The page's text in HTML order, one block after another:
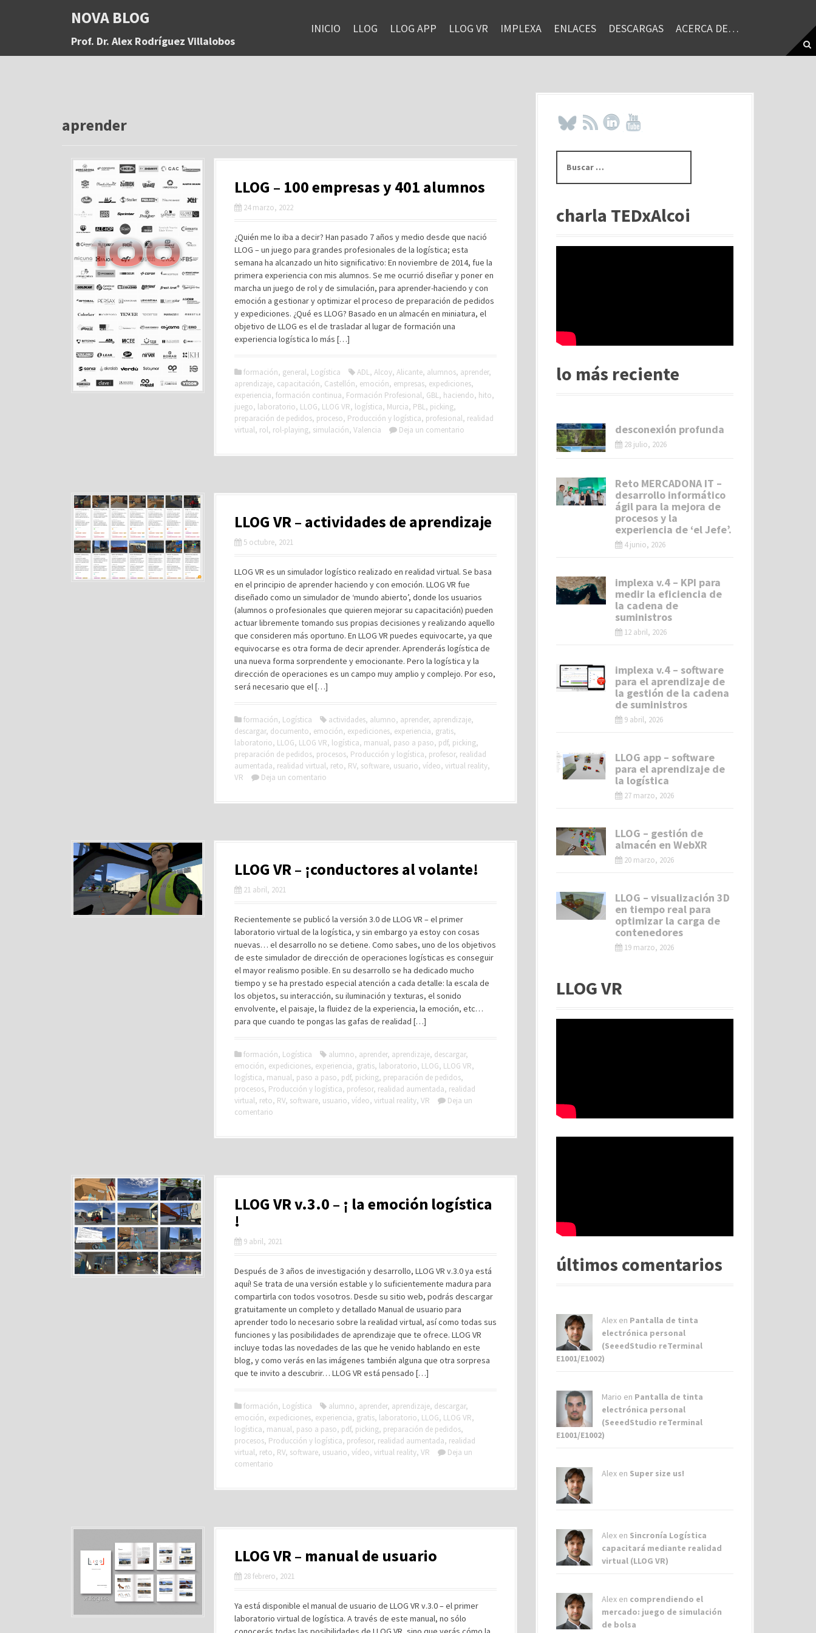
a
NOVA BLOG
Prof. Dr. Alex Rodríguez Villalobos
INICIO LLOG LLOG APP LLOG VR IMPLEXA ENLACES DESCARGAS ACERCA DE…
aprender
LLOG – 100 empresas y 401 alumnos
24 marzo, 2022
¿Quién me lo iba a decir? Han pasado 7 años y medio desde que nació
LLOG – un juego para grandes profesionales de la logística; esta
semana ha alcanzado un hito significativo: En noviembre de 2014, fue la
primera experiencia con mis alumnos. Se me ocurrió diseñar y poner en
marcha un juego de rol y de simulación, para aprender-haciendo y con
emoción a gestionar y optimizar el proceso de preparación de pedidos
y expediciones. ¿Qué es LLOG? Basado en un almacén en miniatura, el
objetivo de LLOG es el de trasladar al lugar de formación una
experiencia logística lo más […]
formación, general, Logística ADL, Alcoy, Alicante, alumnos, aprender,
aprendizaje, capacitación, Castellón, emoción, empresas, expediciones,
experiencia, formación continua, Formación Profesional, GBL, haciendo, hito,
juego, laboratorio, LLOG, LLOG VR, logística, Murcia, PBL, picking,
preparación de pedidos, proceso, Producción y logística, profesional, realidad
virtual, rol, rol-playing, simulación, Valencia Deja un comentario
LLOG VR – actividades de aprendizaje
5 octubre, 2021
LLOG VR es un simulador logístico realizado en realidad virtual. Se basa
en el principio de aprender haciendo y con emoción. LLOG VR fue
diseñado como un simulador de ‘mundo abierto’, donde los usuarios
(alumnos o profesionales que quieren mejorar su capacitación) pueden
actuar libremente tomando sus propias decisiones y realizando aquello
que consideren más oportuno. En LLOG VR puedes equivocarte, ya que
equivocarse es otra forma de decir aprender. Aprenderás logística de
una nueva forma sorprendente y emocionante. Pero la logística y la
dirección de operaciones es un campo muy amplio y complejo. Por eso,
será necesario que el […]
formación, Logística actividades, alumno, aprender, aprendizaje,
descargar, documento, emoción, expediciones, experiencia, gratis,
laboratorio, LLOG, LLOG VR, logística, manual, paso a paso, pdf, picking,
preparación de pedidos, procesos, Producción y logística, profesor, realidad
aumentada, realidad virtual, reto, RV, software, usuario, vídeo, virtual reality,
VR
Deja un comentario
LLOG VR – ¡conductores al volante!
21 abril, 2021
Recientemente se publicó la versión 3.0 de LLOG VR – el primer
laboratorio virtual de la logística, y sin embargo ya estoy con cosas
nuevas… el desarrollo no se detiene. Como sabes, uno de los objetivos
de este simulador de dirección de operaciones logísticas es conseguir
el mayor realismo posible. En su desarrollo se ha dedicado mucho
tiempo y se ha prestado especial atención a cada detalle: la escala de
los objetos, su interacción, su iluminación y texturas, el sonido
envolvente, el paisaje, la fluidez de la experiencia, la emoción, etc…
para que cuando te pongas las gafas de realidad […]
formación, Logística alumno, aprender, aprendizaje, descargar,
emoción, expediciones, experiencia, gratis, laboratorio, LLOG, LLOG VR,
logística, manual, paso a paso, pdf, picking, preparación de pedidos,
procesos, Producción y logística, profesor, realidad aumentada, realidad
virtual, reto, RV, software, usuario, vídeo, virtual reality, VR
Deja un
comentario
LLOG VR v.3.0 – ¡ la emoción logística
!
9 abril, 2021
Después de 3 años de investigación y desarrollo, LLOG VR v.3.0 ya está
aquí! Se trata de una versión estable y lo suficientemente madura para
compartirla con todos vosotros. Desde su sitio web, podrás descargar
gratuitamente un completo y detallado Manual de usuario para
aprender todo lo necesario sobre la realidad virtual, así como todas sus
funciones y las posibilidades de aprendizaje que te ofrece. LLOG VR
incluye todas las novedades de las que he venido hablando en este
blog, y como verás en las imágenes también alguna que otra sorpresa
que te invito a descubrir… LLOG VR está pensado […]
formación, Logística alumno, aprender, aprendizaje, descargar,
emoción, expediciones, experiencia, gratis, laboratorio, LLOG, LLOG VR,
logística, manual, paso a paso, pdf, picking, preparación de pedidos,
procesos, Producción y logística, profesor, realidad aumentada, realidad
virtual, reto, RV, software, usuario, vídeo, virtual reality, VR
Deja un
comentario
LLOG VR – manual de usuario
28 febrero, 2021
Ya está disponible el manual de usuario de LLOG VR v.3.0 – el primer
laboratorio virtual de logística. A través de este manual, no sólo
s
rcharla TEDxAlcoi
lo más reciente
desconexión profunda
28 julio, 2026
Reto MERCADONA IT –
desarrollo informático
ágil para la mejora de
procesos y la
experiencia de ‘el Jefe’.
4 junio, 2026
implexa v.4 – KPI para
medir la eficiencia de
la cadena de
suministros
12 abril, 2026
implexa v.4 – software
para el aprendizaje de
la gestión de la cadena
de suministros
9 abril, 2026
LLOG app – software
para el aprendizaje de
la logística
27 marzo, 2026
LLOG – gestión de
almacén en WebXR
20 marzo, 2026
LLOG – visualización 3D
en tiempo real para
optimizar la carga de
contenedores
19 marzo, 2026
LLOG VR
últimos comentarios
Alex en Pantalla de tinta
electrónica personal
(SeeedStudio reTerminal
E1001/E1002)
Mario en Pantalla de tinta
electrónica personal
(SeeedStudio reTerminal
E1001/E1002)
Alex en Super size us!
Alex en Sincronía Logística
capacitará mediante realidad
virtual (LLOG VR)
Alex en comprendiendo el
mercado: juego de simulación
de bolsa